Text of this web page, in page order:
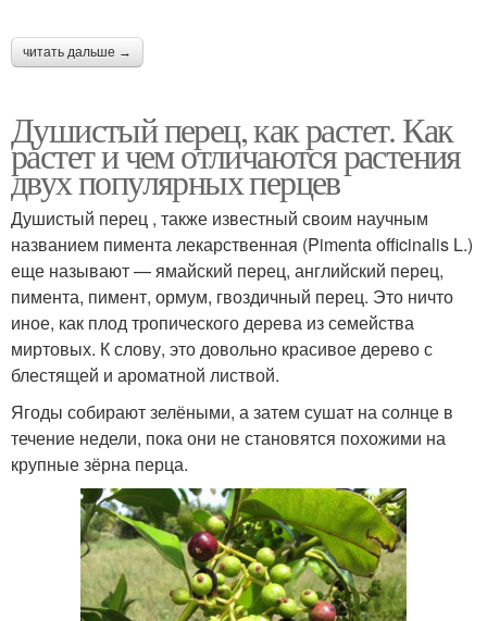
читать дальше →
Душистый перец, как растет. Как
растет и чем отличаются растения
двух популярных перцев
Душистый перец , также известный своим научным
названием пимента лекарственная (Pimenta officinalis L.)
еще называют — ямайский перец, английский перец,
пимента, пимент, ормум, гвоздичный перец. Это ничто
иное, как плод тропического дерева из семейства
миртовых. К слову, это довольно красивое дерево с
блестящей и ароматной листвой.
Ягоды собирают зелёными, а затем сушат на солнце в
течение недели, пока они не становятся похожими на
крупные зёрна перца.